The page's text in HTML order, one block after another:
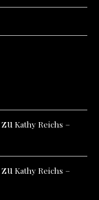
zu Kathy Reichs –
zu Kathy Reichs –